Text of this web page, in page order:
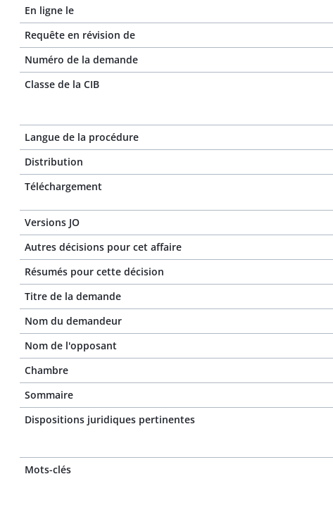
En ligne le
Requête en révision de
Numéro de la demande
Classe de la CIB
Langue de la procédure
Distribution
Téléchargement
Versions JO
Autres décisions pour cet affaire
Résumés pour cette décision
Titre de la demande
Nom du demandeur
Nom de l'opposant
Chambre
Sommaire
Dispositions juridiques pertinentes
Mots-clés